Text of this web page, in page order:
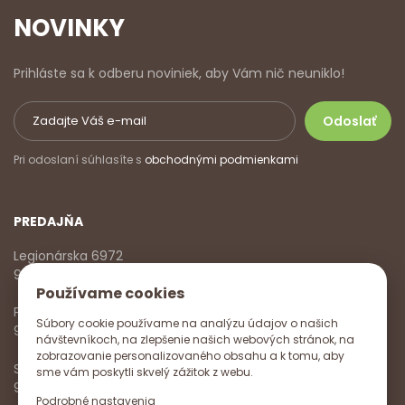
Používame cookies
Súbory cookie používame na analýzu údajov o našich
návštevníkoch, na zlepšenie našich webových stránok, na
zobrazovanie personalizovaného obsahu a k tomu, aby
sme vám poskytli skvelý zážitok z webu.
Podrobné nastavenia
NOVINKY
Prihláste sa k odberu noviniek, aby Vám nič neuniklo!
Pri odoslaní súhlasíte s obchodnými podmienkami
PREDAJŇA
Legionárska 6972
911 01 Trenčín
Pondelok - Piatok
9:00 - 17:00
Sobota
9:00 - 12:00